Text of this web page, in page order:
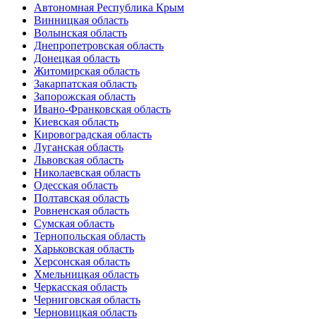
Автономная Республика Крым
Винницкая область
Волынская область
Днепропетровская область
Донецкая область
Житомирская область
Закарпатская область
Запорожская область
Ивано-Франковская область
Киевская область
Кировоградская область
Луганская область
Львовская область
Николаевская область
Одесская область
Полтавская область
Ровненская область
Сумская область
Тернопольская область
Харьковская область
Херсонская область
Хмельницкая область
Черкасская область
Черниговская область
Черновицкая область